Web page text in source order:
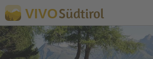
VIVOSüdtirol